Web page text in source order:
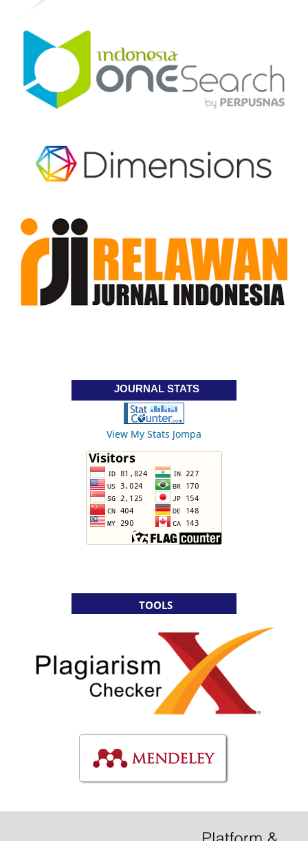
JOURNAL STATS
View My Stats Jompa
TOOLS